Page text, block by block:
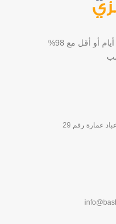
نقوم بشحن بضائعنا خلال ثلاث أيام أو أقل مع 98%
عمارة رقم 29